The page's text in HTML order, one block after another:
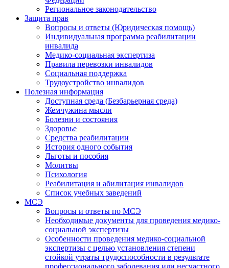
Региональное законодательство
Защита прав
Вопросы и ответы (Юридическая помощь)
Индивидуальная программа реабилитации
инвалида
Медико-социальная экспертиза
Правила перевозки инвалидов
Социальная поддержка
Трудоустройство инвалидов
Полезная информация
Доступная среда (Безбарьерная среда)
Жемчужина мысли
Болезни и состояния
Здоровье
Средства реабилитации
История одного события
Льготы и пособия
Молитвы
Психология
Реабилитация и абилитация инвалидов
Список учебных заведений
МСЭ
Вопросы и ответы по МСЭ
Необходимые документы для проведения медико-
социальной экспертизы
Особенности проведения медико-социальной
экспертизы с целью установления степени
стойкой утраты трудоспособности в результате
профессионального заболевания или несчастного